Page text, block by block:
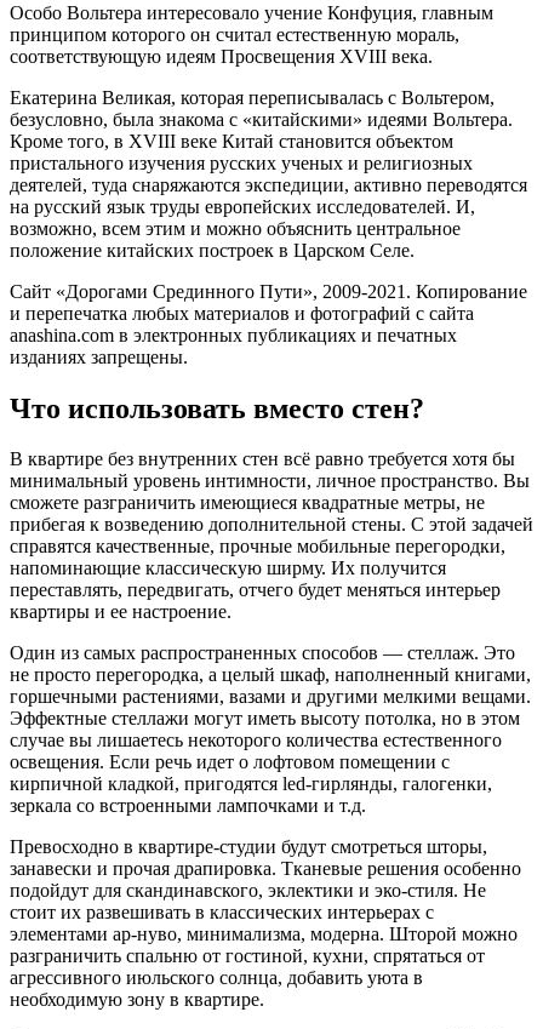
Особо Вольтера интересовало учение Конфуция, главным
принципом которого он считал естественную мораль,
соответствующую идеям Просвещения XVIII века.
Екатерина Великая, которая переписывалась с Вольтером,
безусловно, была знакома с «китайскими» идеями Вольтера.
Кроме того, в XVIII веке Китай становится объектом
пристального изучения русских ученых и религиозных
деятелей, туда снаряжаются экспедиции, активно переводятся
на русский язык труды европейских исследователей. И,
возможно, всем этим и можно объяснить центральное
положение китайских построек в Царском Селе.
Сайт «Дорогами Срединного Пути», 2009-2021. Копирование
и перепечатка любых материалов и фотографий с сайта
anashina.com в электронных публикациях и печатных
изданиях запрещены.
Что использовать вместо стен?
В квартире без внутренних стен всё равно требуется хотя бы
минимальный уровень интимности, личное пространство. Вы
сможете разграничить имеющиеся квадратные метры, не
прибегая к возведению дополнительной стены. С этой задачей
справятся качественные, прочные мобильные перегородки,
напоминающие классическую ширму. Их получится
переставлять, передвигать, отчего будет меняться интерьер
квартиры и ее настроение.
Один из самых распространенных способов — стеллаж. Это
не просто перегородка, а целый шкаф, наполненный книгами,
горшечными растениями, вазами и другими мелкими вещами.
Эффектные стеллажи могут иметь высоту потолка, но в этом
случае вы лишаетесь некоторого количества естественного
освещения. Если речь идет о лофтовом помещении с
кирпичной кладкой, пригодятся led-гирлянды, галогенки,
зеркала со встроенными лампочками и т.д.
Превосходно в квартире-студии будут смотреться шторы,
занавески и прочая драпировка. Тканевые решения особенно
подойдут для скандинавского, эклектики и эко-стиля. Не
стоит их развешивать в классических интерьерах с
элементами ар-нуво, минимализма, модерна. Шторой можно
разграничить спальню от гостиной, кухни, спрятаться от
агрессивного июльского солнца, добавить уюта в
необходимую зону в квартире.